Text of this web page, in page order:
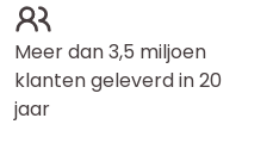
Meer dan 3,5 miljoen
klanten geleverd in 20
jaar